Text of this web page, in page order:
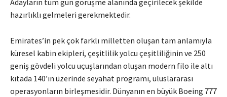
Adayların tüm gün görüşme alanında geçirilecek şekilde
hazırlıklı gelmeleri gerekmektedir.
Emirates’in pek çok farklı milletten oluşan tam anlamıyla
küresel kabin ekipleri, çeşitlilik yolcu çeşitliliğinin ve 250
geniş gövdeli yolcu uçuşlarından oluşan modern filo ile altı
kıtada 140’ın üzerinde seyahat programı, uluslararası
operasyonların birleşmesidir. Dünyanın en büyük Boeing 777